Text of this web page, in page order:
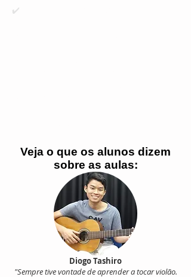
✔️
Veja o que os alunos dizem
sobre as aulas:
Diogo Tashiro
"Sempre tive vontade de aprender a tocar violão.